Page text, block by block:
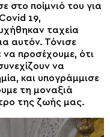
στο ποίμνιό του για
19,
ταχεία
αυτόν. Τόνισε
να προσέχουμε, ότι
να
και υπογράμμισε
τη μοναξιά
της ζωής μας.